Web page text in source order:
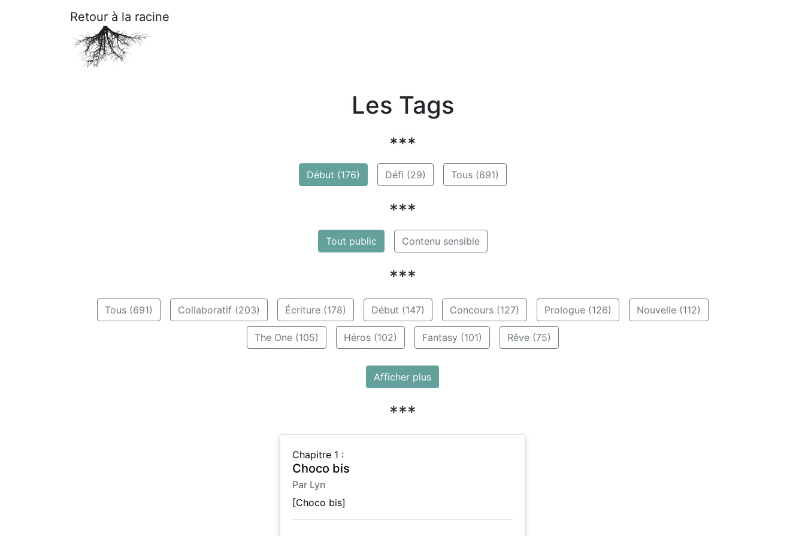
Retour à la racine
Les Tags
***
Début (176) Défi (29) Tous (691)
***
Tout public Contenu sensible
***
Tous (691) Collaboratif (203) Écriture (178) Début (147) Concours (127) Prologue (126) Nouvelle (112)
The One (105) Héros (102) Fantasy (101) Rêve (75)
Afficher plus
***
Chapitre 1 :
Choco bis
Par Lyn
[Choco bis]